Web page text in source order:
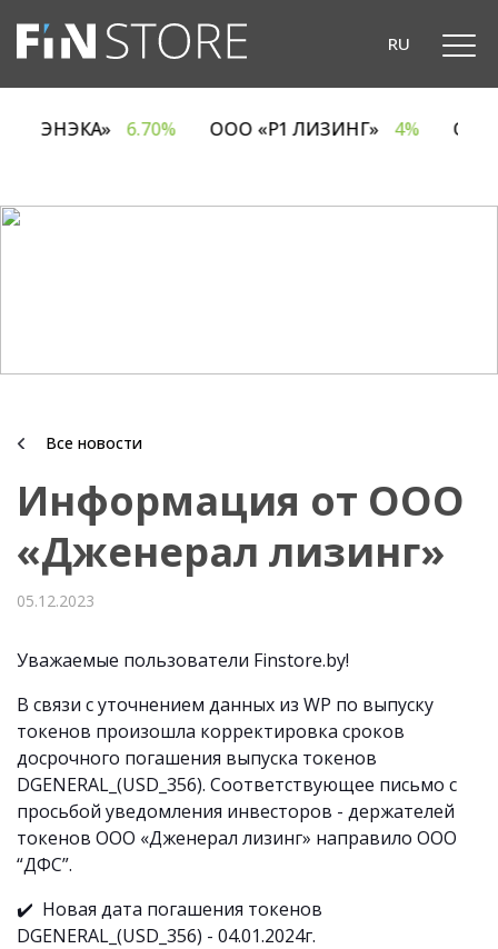
RU
«ЭНЭКА» 6.70% ООО «Р1 ЛИЗИНГ» 4%
Все новости
Информация от ООО
«Дженерал лизинг»
05.12.2023
Уважаемые пользователи Finstore.by!
В связи с уточнением данных из WP по выпуску
токенов произошла корректировка сроков
досрочного погашения выпуска токенов
DGENERAL_(USD_356). Соответствующее письмо с
просьбой уведомления инвесторов - держателей
токенов ООО «Дженерал лизинг» направило ООО
“ДФС”.
✔️ Новая дата погашения токенов
DGENERAL_(USD_356) - 04.01.2024г.